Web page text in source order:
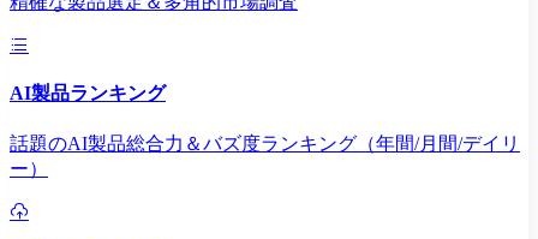
AI製品ランキング
話題のAI製品総合力＆バズ度ランキング（年間/月間/デイリ
ー）